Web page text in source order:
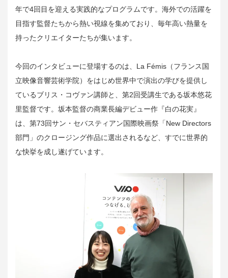
年で4回目を迎える実践的なプログラムです。海外での活躍を
目指す監督たちから熱い視線を集めており、毎年高い熱量を
持ったクリエイターたちが集います。
今回のインタビューに登場するのは、La Fémis（フランス国
立映像音響芸術学院）をはじめ世界中で演出の学びを提供し
ているブリス・コヴァン講師と、第2回受講生である坂本悠花
里監督です。坂本監督の商業長編デビュー作『白の花実』
は、第73回サン・セバスティアン国際映画祭「New Directors
部門」のクロージング作品に選出されるなど、すでに世界的
な快挙を成し遂げています。